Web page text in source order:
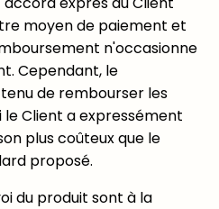
moyen de paiement et
n'occasionne
Cependant, le
de rembourser les
Client a expressément
plus coûteux que le
proposé.
du produit sont à la